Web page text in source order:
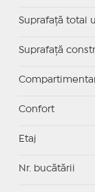
Suprafaţă total
Suprafaţă
Confort
Etaj
Nr. bucătării